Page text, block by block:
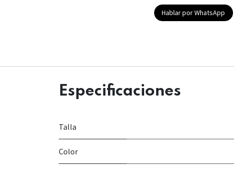
Hablar por WhatsApp
Especificaciones
Talla
Color